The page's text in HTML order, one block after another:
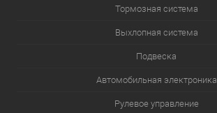
Тормозная система
Выхлопная система
Подвеска
Автомобильная электроника
Рулевое управление